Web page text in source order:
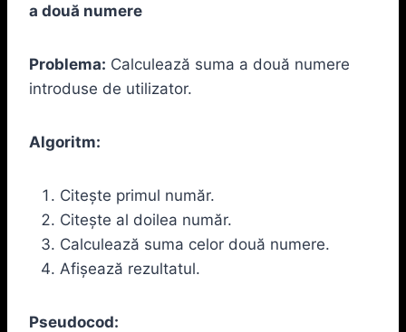
a două numere
Problema: Calculează suma a două numere
introduse de utilizator.
Algoritm:
Citește primul număr.
Citește al doilea număr.
Calculează suma celor două numere.
Afișează rezultatul.
Pseudocod: